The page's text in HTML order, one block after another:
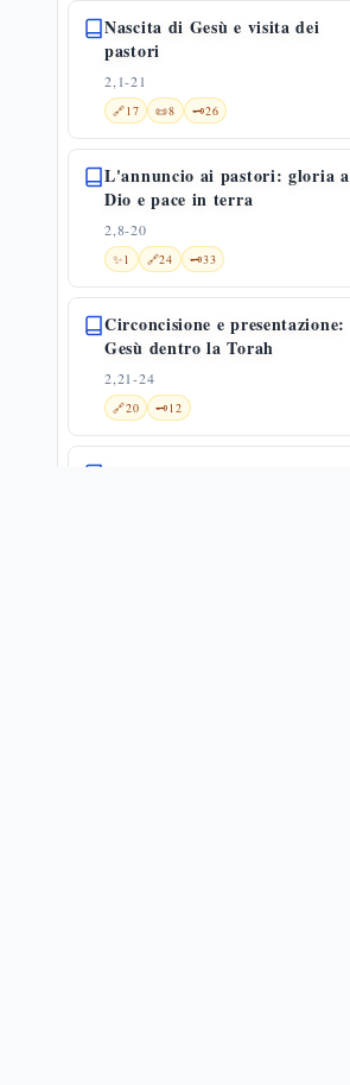
Nascita di Gesù e visita dei
pastori
2,1-21
🔗17 📜8 🗝️26
L'annuncio ai pastori: gloria a
Dio e pace in terra
2,8-20
✨1 🔗24 🗝️33
Circoncisione e presentazione:
Gesù dentro la Torah
2,21-24
🔗20 🗝️12